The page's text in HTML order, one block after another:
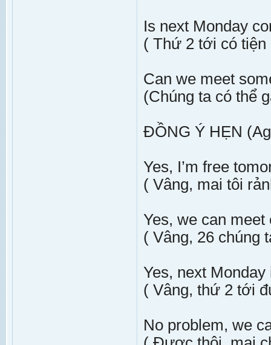
Is next Monday
( Thứ 2 tới có tiện
Can we meet
(Chúng ta có thể
ĐỒNG Ý HẸN
Yes, I’m free
( Vâng, mai tôi
Yes, we can meet
( Vâng, 26 chúng
Yes, next Monday
( Vâng, thứ 2 tới
No problem, we